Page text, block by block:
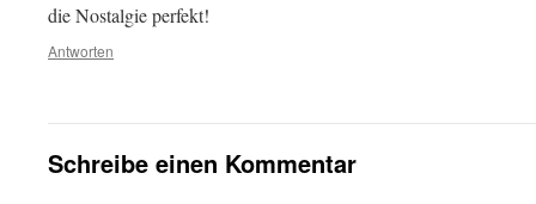
die Nostalgie perfekt!
Antworten
Schreibe einen Kommentar